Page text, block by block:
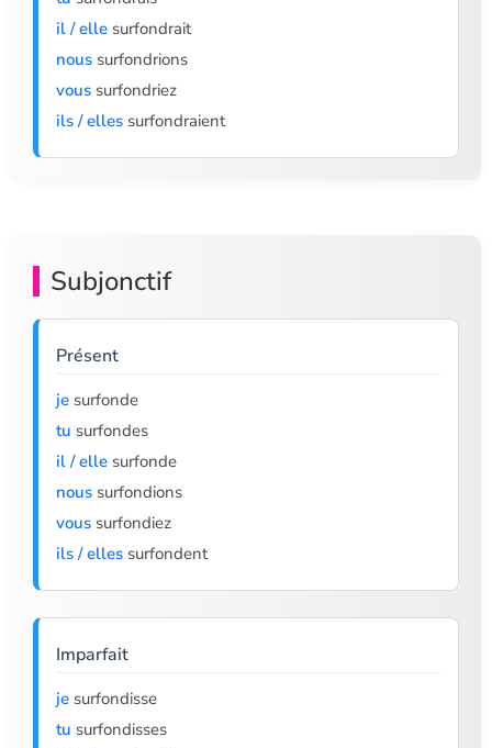
il / elle surfondrait
nous surfondrions
vous surfondriez
ils / elles surfondraient
Subjonctif
Présent
je surfonde
tu surfondes
il / elle surfonde
nous surfondions
vous surfondiez
ils / elles surfondent
Imparfait
je surfondisse
tu surfondisses